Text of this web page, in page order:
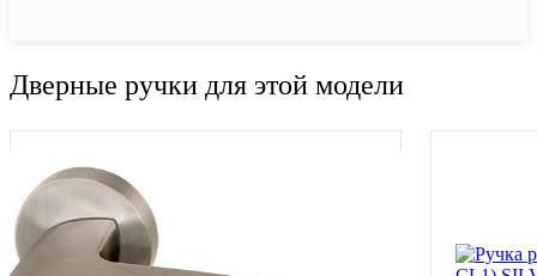
Дверные ручки для этой модели